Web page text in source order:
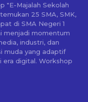
"E-Majalah Sekolah
25 SMA, SMK,
di SMA Negeri 1
menjadi momentum
industri, dan
muda yang adaptif
Workshop